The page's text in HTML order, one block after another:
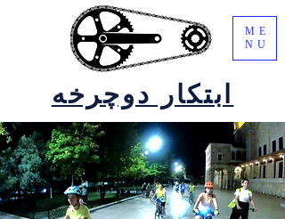
ابتکار دوچرخه
ME
NU